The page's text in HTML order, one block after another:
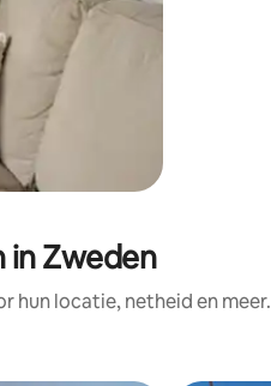
Zweden
hun locatie, netheid en meer.